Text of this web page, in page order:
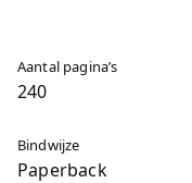
Aantal pagina’s
240
Bindwijze
Paperback